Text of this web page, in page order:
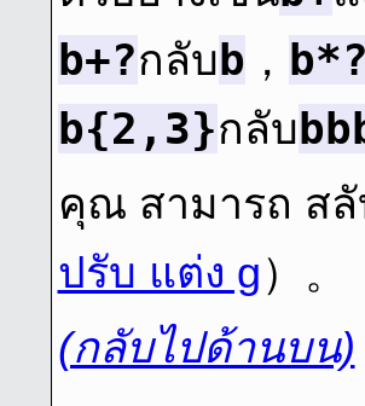
b+?กลับ b ， b*?
b{2,3}กลับ
คุณ สามารถ สลั
ปรับ แต่ง g）。
(กลับไปด้านบน)